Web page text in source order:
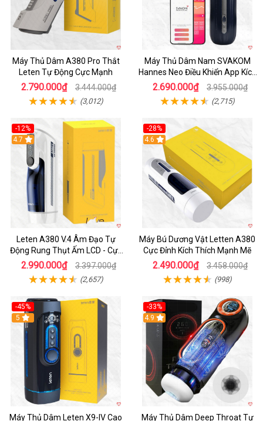
Máy Thủ Dâm A380 Pro Thắt
Leten Tự Động Cực Mạnh
2.790.000₫ 3.444.000₫
(3,012)
Máy Thủ Dâm Nam SVAKOM
Hannes Neo Điều Khiển App Kích
Thích
2.690.000₫ 3.955.000₫
(2,715)
-12%
Hot
4.7
Leten A380 V.4 Âm Đạo Tự
Động Rung Thụt Ấm LCD - Cực
Phê
2.990.000₫ 3.397.000₫
(2,657)
-28%
Hot
4.6
Máy Bú Dương Vật Letten A380
Cực Đỉnh Kích Thích Mạnh Mẽ
2.490.000₫ 3.458.000₫
(998)
-45%
Hot
5
Máy Thủ Dâm Leten X9-IV Cao
-33%
Hot
4.9
Máy Thủ Dâm Deep Throat Tự